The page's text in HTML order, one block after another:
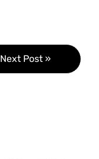
Next Post »